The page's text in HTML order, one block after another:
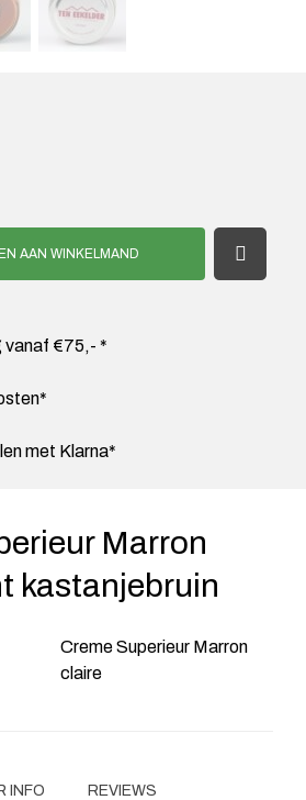
AAN WINKELMAND
vanaf €75,- *
met Klarna*
Marron
kastanjebruin
Creme Superieur Marron
claire
INFO REVIEWS